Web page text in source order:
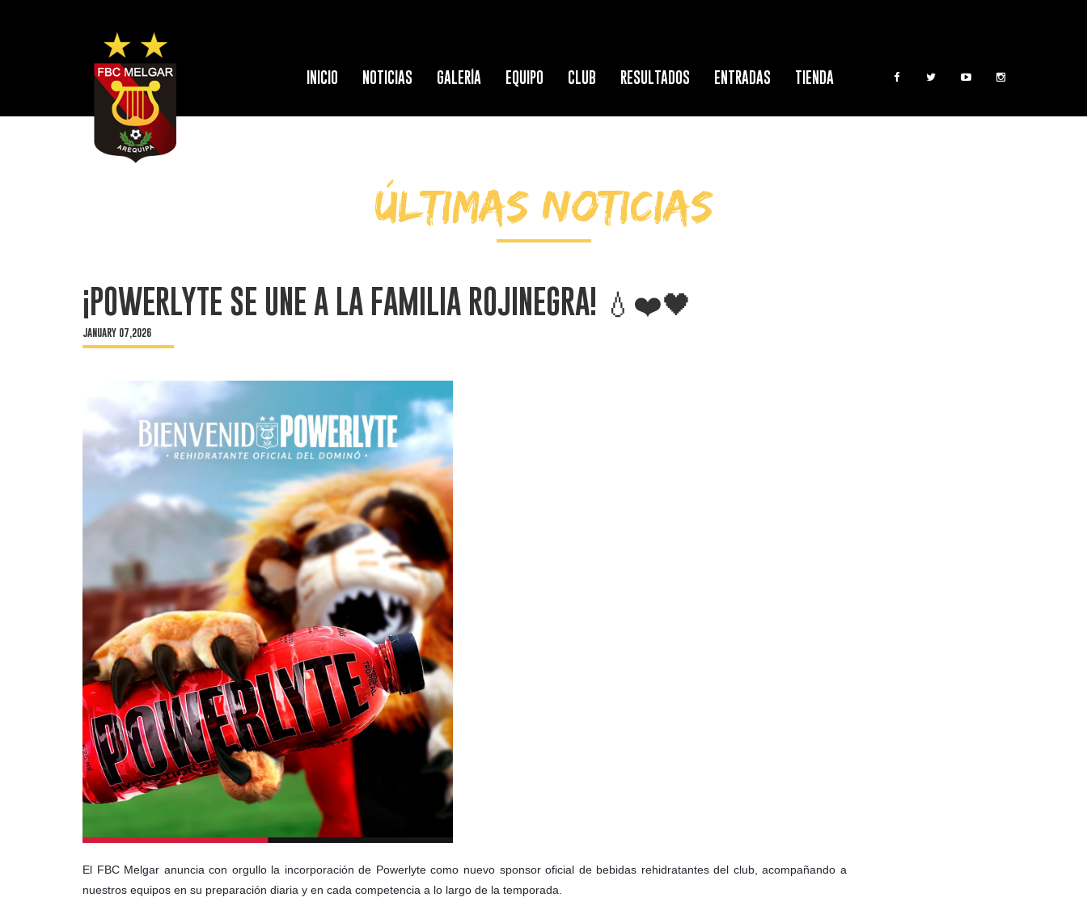
INICIO NOTICIAS GALERÍA EQUIPO CLUB RESULTADOS ENTRADAS TIENDA
ÚLTIMAS NOTICIAS
¡POWERLYTE SE UNE A LA FAMILIA ROJINEGRA! 💧❤️🖤
JANUARY 07,2026
El FBC Melgar anuncia con orgullo la incorporación de Powerlyte como nuevo sponsor oficial de bebidas rehidratantes del club, acompañando a
nuestros equipos en su preparación diaria y en cada competencia a lo largo de la temporada.